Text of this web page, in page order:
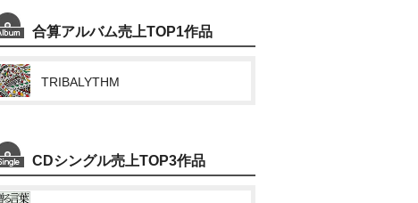
合算アルバム売上TOP1作品
TRIBALYTHM
CDシングル売上TOP3作品